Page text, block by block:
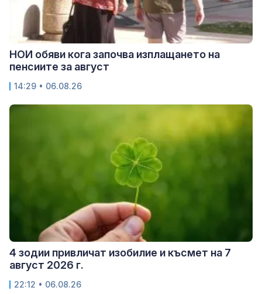
НОИ обяви кога започва изплащането на
пенсиите за август
14:29 • 06.08.26
4 зодии привличат изобилие и късмет на 7
август 2026 г.
22:12 • 06.08.26